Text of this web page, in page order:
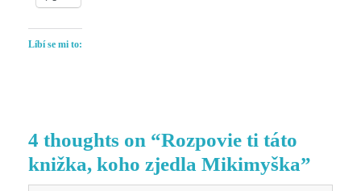
Líbí se mi to:
4 thoughts on “Rozpovie ti táto
knižka, koho zjedla Mikimyška”